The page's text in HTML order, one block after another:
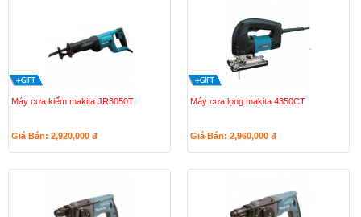
Máy cưa kiếm makita JR3050T
Giá Bán: 2,920,000 đ
Máy cưa lọng makita 4350CT
Giá Bán: 2,960,000 đ